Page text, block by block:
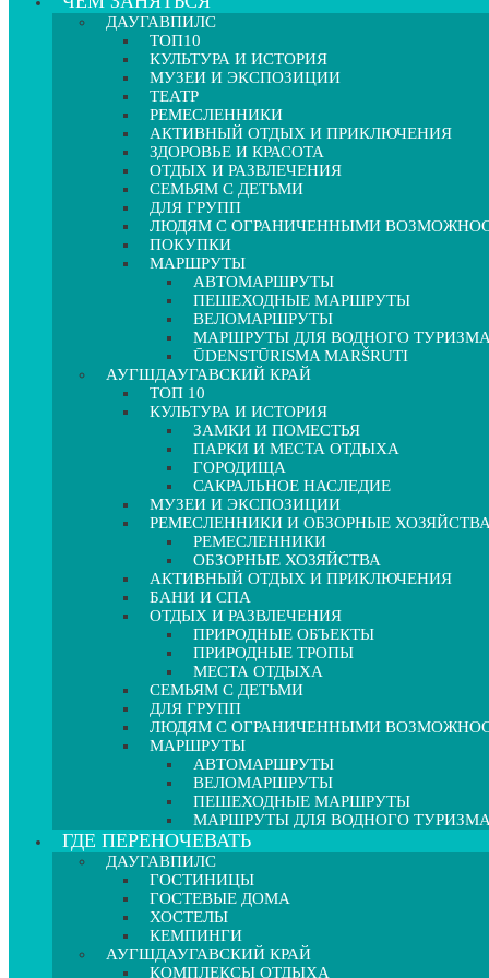
ДАУГАВПИЛС
ТОП10
КУЛЬТУРА И ИСТОРИЯ
МУЗЕИ И ЭКСПОЗИЦИИ
ТЕАТР
РЕМЕСЛЕННИКИ
АКТИВНЫЙ ОТДЫХ И ПРИКЛЮЧЕНИЯ
ЗДОРОВЬЕ И КРАСОТА
ОТДЫХ И РАЗВЛЕЧЕНИЯ
СЕМЬЯМ С ДЕТЬМИ
ДЛЯ ГРУПП
ЛЮДЯМ С ОГРАНИЧЕННЫМИ
ПОКУПКИ
МАРШРУТЫ
АВТОМАРШРУТЫ
ПЕШЕХОДНЫЕ МАРШРУТЫ
ВЕЛОМАРШРУТЫ
МАРШРУТЫ ДЛЯ ВОДНОГО ТУРИЗМА
ŪDENSTŪRISMA MARŠRUTI
АУГШДАУГАВСКИЙ КРАЙ
ТОП 10
КУЛЬТУРА И ИСТОРИЯ
ЗАМКИ И ПОМЕСТЬЯ
ПАРКИ И МЕСТА ОТДЫХА
ГОРОДИЩА
САКРАЛЬНОЕ НАСЛЕДИЕ
МУЗЕИ И ЭКСПОЗИЦИИ
РЕМЕСЛЕННИКИ И ОБЗОРНЫЕ ХОЗЯЙСТВА
РЕМЕСЛЕННИКИ
ОБЗОРНЫЕ ХОЗЯЙСТВА
АКТИВНЫЙ ОТДЫХ И ПРИКЛЮЧЕНИЯ
БАНИ И СПА
ОТДЫХ И РАЗВЛЕЧЕНИЯ
ПРИРОДНЫЕ ОБЪЕКТЫ
ПРИРОДНЫЕ ТРОПЫ
МЕСТА ОТДЫХА
СЕМЬЯМ С ДЕТЬМИ
ДЛЯ ГРУПП
ЛЮДЯМ С ОГРАНИЧЕННЫМИ
МАРШРУТЫ
АВТОМАРШРУТЫ
ВЕЛОМАРШРУТЫ
ПЕШЕХОДНЫЕ МАРШРУТЫ
МАРШРУТЫ ДЛЯ ВОДНОГО ТУРИЗМА
ГДЕ ПЕРЕНОЧЕВАТЬ
ДАУГАВПИЛС
ГОСТИНИЦЫ
ГОСТЕВЫЕ ДОМА
ХОСТЕЛЫ
КЕМПИНГИ
АУГШДАУГАВСКИЙ КРАЙ
КОМПЛЕКСЫ ОТДЫХА